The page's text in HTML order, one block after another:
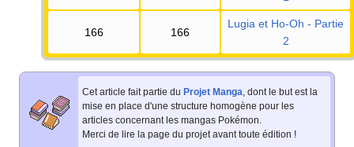
166 166
Lugia et Ho-Oh - Partie
2
Cet article fait partie du Projet Manga , dont le but est la
mise en place d'une structure homogène pour les
articles concernant les mangas Pokémon.
Merci de lire la page du projet avant toute édition !